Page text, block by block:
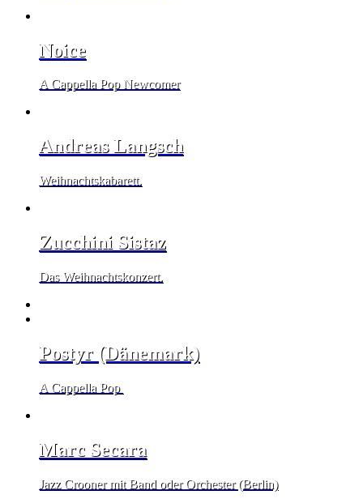
Noice
A Cappella Pop Newcomer
Andreas Langsch
Weihnachtskabarett.
Zucchini Sistaz
Das Weihnachtskonzert.
Postyr (Dänemark)
A Cappella Pop
Marc Secara
Jazz Crooner mit Band oder Orchester (Berlin)